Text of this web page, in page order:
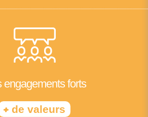
engagements forts
+ de valeurs